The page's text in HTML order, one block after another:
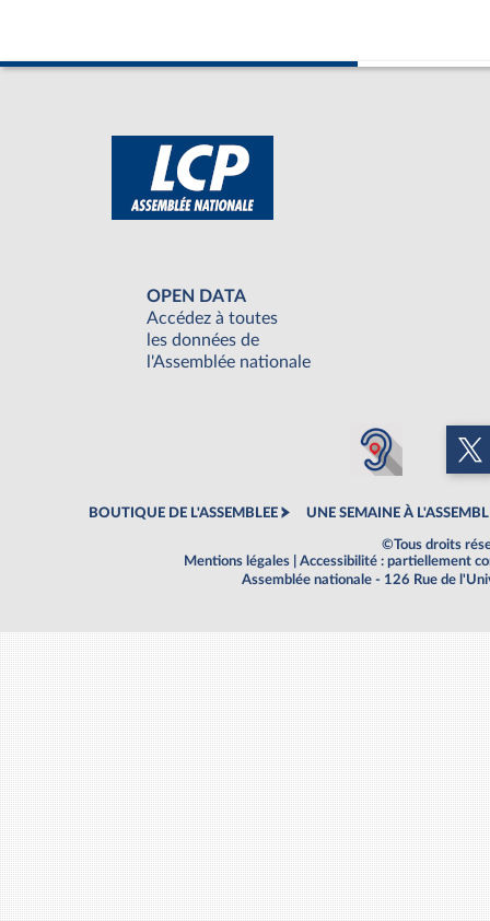
OPEN DATA
Accédez à toutes
les données de
l'Assemblée nationale
BOUTIQUE DE L'ASSEMBLEE UNE SEMAINE À
©Tous droits
Mentions légales
Accessibilité : partiellement
Assemblée nationale - 126 Rue de